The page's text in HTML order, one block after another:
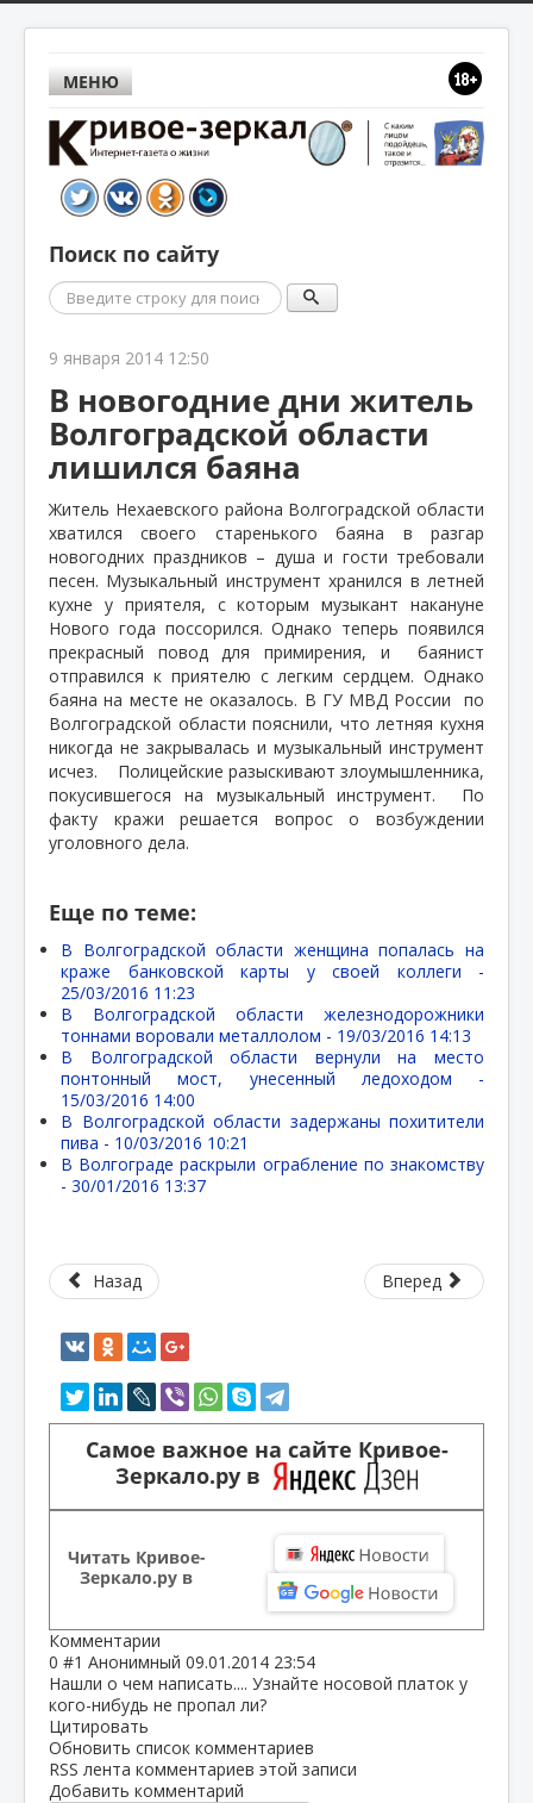
МЕНЮ
Поиск по сайту
Поиск
9 января 2014 12:50
В новогодние дни житель
Волгоградской области
лишился баяна
Житель Нехаевского района Волгоградской области
хватился своего старенького баяна в разгар
новогодних праздников – душа и гости требовали
песен. Музыкальный инструмент хранился в летней
кухне у приятеля, с которым музыкант накануне
Нового года поссорился. Однако теперь появился
прекрасный повод для примирения, и
баянист
отправился к приятелю с легким сердцем. Однако
баяна на месте не оказалось. В ГУ МВД России по
Волгоградской области пояснили, что летняя кухня
никогда не закрывалась и музыкальный инструмент
исчез. Полицейские разыскивают злоумышленника,
покусившегося на музыкальный инструмент. По
факту кражи решается вопрос о возбуждении
уголовного дела.
Еще по теме:
В Волгоградской области женщина попалась на
краже банковской карты у своей коллеги -
25/03/2016 11:23
В Волгоградской области железнодорожники
тоннами воровали металлолом - 19/03/2016 14:13
В Волгоградской области вернули на место
понтонный мост, унесенный ледоходом -
15/03/2016 14:00
В Волгоградской области задержаны похитители
пива - 10/03/2016 10:21
В Волгограде раскрыли ограбление по знакомству
- 30/01/2016 13:37
Назад Вперед
Самое важное на сайте Кривое-
Зеркало.ру в
Читать Кривое-
Зеркало.ру в
Комментарии
0 #1 Анонимный 09.01.2014 23:54
Нашли о чем написать.... Узнайте носовой платок у
кого-нибудь не пропал ли?
Цитировать
Обновить список комментариев
RSS лента комментариев этой записи
Добавить комментарий